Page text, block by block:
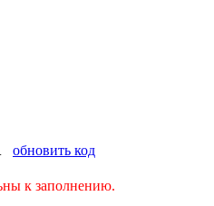
обновить код
к заполнению.